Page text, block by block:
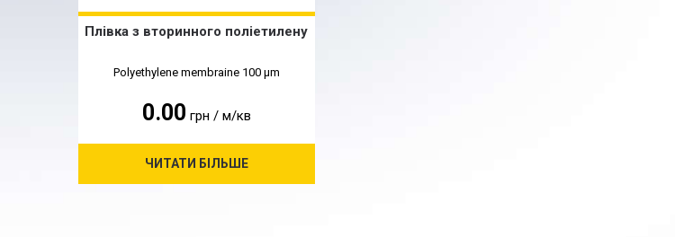
Плівка з вторинного поліетилену
Polyethylene membraine 100 μm
0.00 грн / м/кв
ЧИТАТИ БІЛЬШЕ